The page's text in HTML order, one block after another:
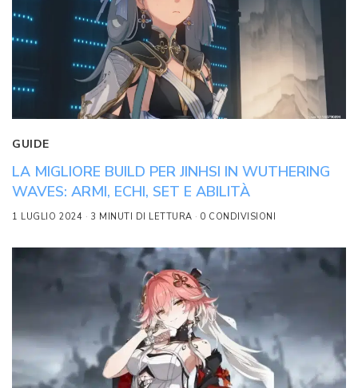
GUIDE
LA MIGLIORE BUILD PER JINHSI IN WUTHERING
WAVES: ARMI, ECHI, SET E ABILITÀ
1 LUGLIO 2024 3 MINUTI DI LETTURA 0 CONDIVISIONI